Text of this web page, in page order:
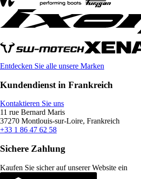
Entdecken Sie alle unsere Marken
Kundendienst in Frankreich
Kontaktieren Sie uns
11 rue Bernard Maris
37270 Montlouis-sur-Loire, Frankreich
+33 1 86 47 62 58
Sichere Zahlung
Kaufen Sie sicher auf unserer Website ein